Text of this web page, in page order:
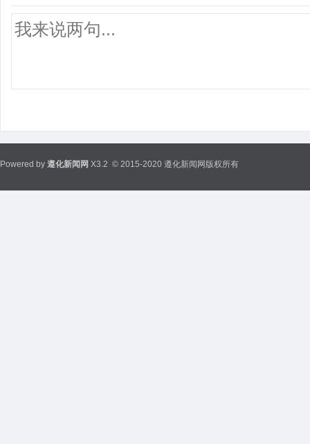
Powered by 遵化新闻网 X3.2 © 2015-2020 遵化新闻网版权所有